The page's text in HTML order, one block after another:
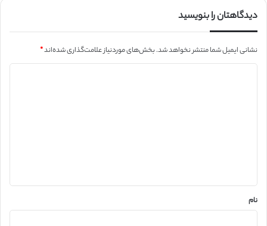
دیدگاهتان را بنویسید
نشانی ایمیل شما منتشر نخواهد شد.بخش‌های موردنیاز علامت‌گذاری شده‌اند*
نام